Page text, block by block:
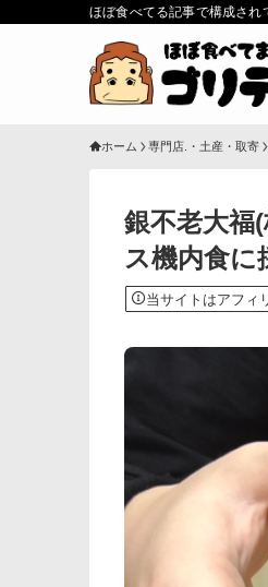
ほぼ食べてる記事で構成され
ホーム 専門店.・土産・取寄
銀不老大福
ス機内食に
当サイトはアフィ